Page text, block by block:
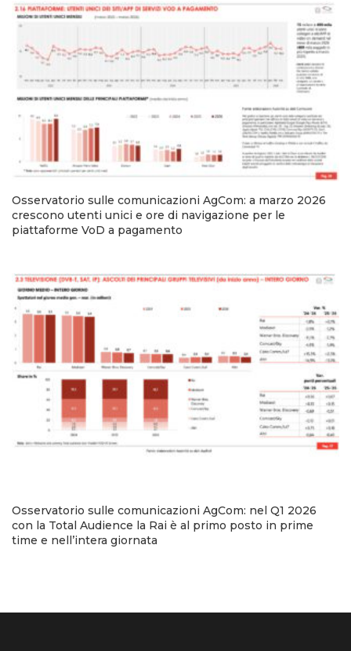
Osservatorio sulle comunicazioni AgCom: a marzo 2026
crescono utenti unici e ore di navigazione per le
piattaforme VoD a pagamento
Osservatorio sulle comunicazioni AgCom: nel Q1 2026
con la Total Audience la Rai è al primo posto in prime
time e nell’intera giornata